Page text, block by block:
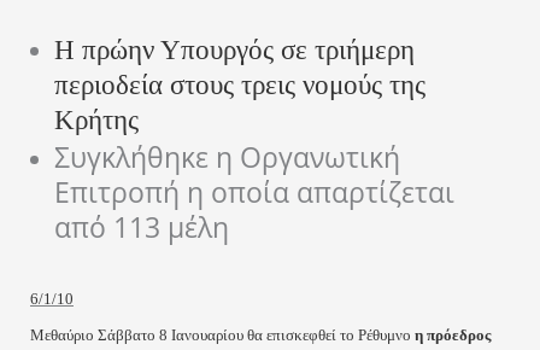
Η πρώην Υπουργός σε τριήμερη
περιοδεία στους τρεις νομούς της
Κρήτης
Συγκλήθηκε η Οργανωτική
Επιτροπή η οποία απαρτίζεται
από 113 μέλη
6/1/10
Μεθαύριο Σάββατο 8 Ιανουαρίου θα επισκεφθεί το Ρέθυμνο η πρόεδρος